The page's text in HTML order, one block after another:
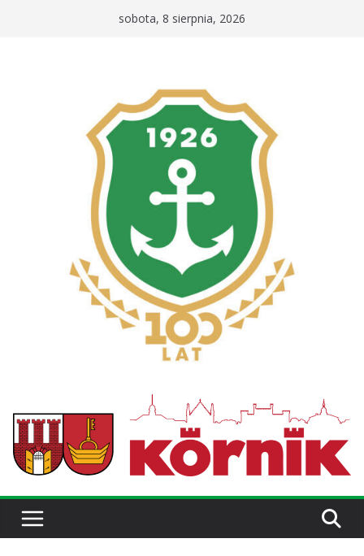
sobota, 8 sierpnia, 2026